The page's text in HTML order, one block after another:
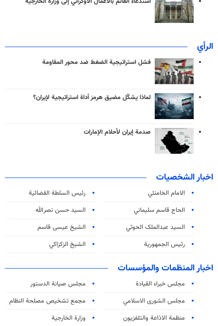
الرأي
فشل استراتيجية الضغط ضد محور المقاومة
لماذا يشكّل مضيق هرمز أداة استراتيجية لإيران؟
صدمة إيران لأحلام الإمارات
اخبار الشخصيات
الامام الخامنئي
رئیس السلطة القضائیة
الحاج قاسم سليماني
السيد حسن نصرالله
السید عبدالملک الحوثي
الشيخ عيسى قاسم
رئيس الجمهورية
الشيخ الزكزاكي
اخبار المنظمات والمؤسسات
مجلس خبراء القيادة
مجلس صيانة الدستور
مجلس الشورى الاسلامي
مجمع تشخيص مصلحة النظام
منظمة الاذاعة والتلفزیون
وزارة الخارجية